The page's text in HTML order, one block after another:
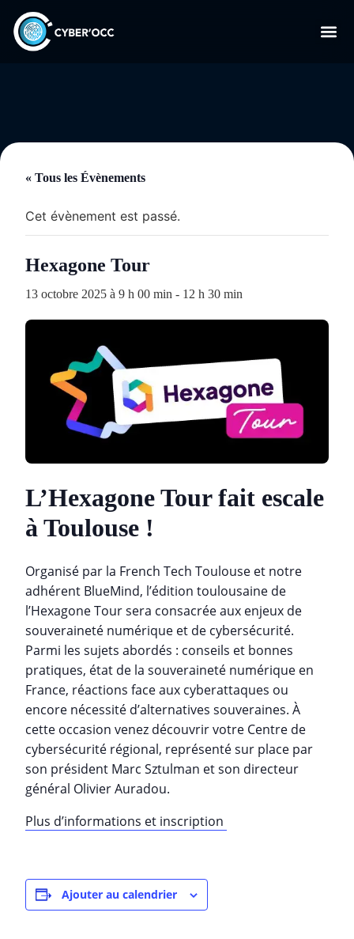
« Tous les Évènements
Cet évènement est passé.
Hexagone Tour
13 octobre 2025 à 9 h 00 min - 12 h 30 min
L’Hexagone Tour fait escale
à Toulouse !
Organisé par la French Tech Toulouse et notre
adhérent BlueMind, l’édition toulousaine de
l’Hexagone Tour sera consacrée aux enjeux de
souveraineté numérique et de cybersécurité.
Parmi les sujets abordés : conseils et bonnes
pratiques, état de la souveraineté numérique en
France, réactions face aux cyberattaques ou
encore nécessité d’alternatives souveraines. À
cette occasion venez découvrir votre Centre de
cybersécurité régional, représenté sur place par
son président Marc Sztulman et son directeur
général Olivier Auradou.
Plus d’informations et inscription
Ajouter au calendrier